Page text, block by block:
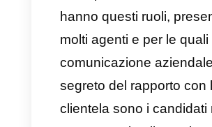
tutto per le vendite.
Chi può usare
Timelines.ai?